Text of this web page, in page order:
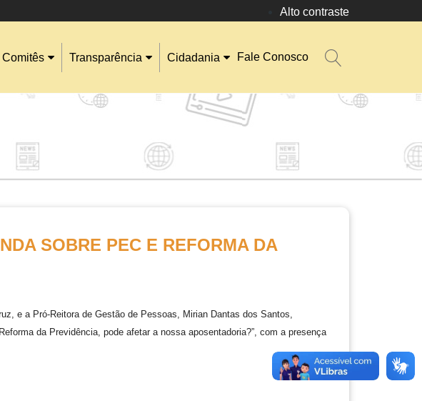
Alto contraste
Transparência Cidadania Fale Conosco
SOBRE PEC E REFORMA DA
e a Pró-Reitora de Gestão de Pessoas, Mirian Dantas dos Santos,
da Previdência, pode afetar a nossa aposentadoria?”, com a presença